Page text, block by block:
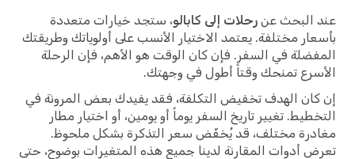
عند البحث عن رحلات إلى كابالو، ستجد خيارات متعددة
بأسعار مختلفة. يعتمد الاختيار الأنسب على أولوياتك وطريقتك
المفضلة في السفر. فإن كان الوقت هو الأهم، فإن الرحلة
الأسرع تمنحك وقتاً أطول في وجهتك.
إن كان الهدف تخفيض التكلفة، فقد يفيدك بعض المرونة في
التخطيط. تغيير تاريخ السفر يوماً أو يومين، أو اختيار مطار
مغادرة مختلف، قد يُخفّض سعر التذكرة بشكل ملحوظ.
تعرض أدوات المقارنة لدينا جميع هذه المتغيرات بوضوح، حتى